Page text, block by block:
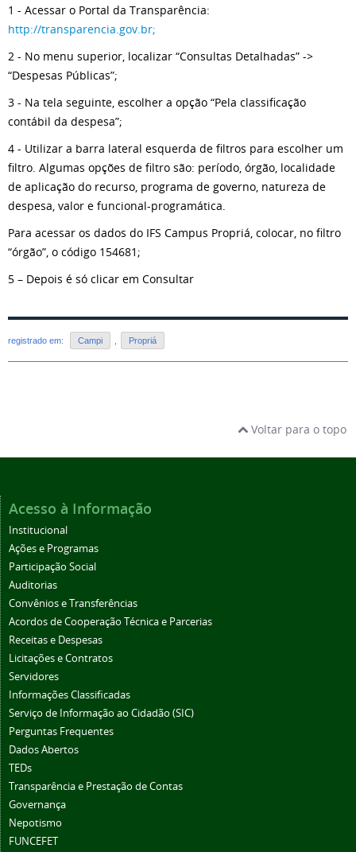
1 - Acessar o Portal da Transparência:
http://transparencia.gov.br;
2 - No menu superior, localizar “Consultas Detalhadas” ->
“Despesas Públicas”;
3 - Na tela seguinte, escolher a opção “Pela classificação
contábil da despesa”;
4 - Utilizar a barra lateral esquerda de filtros para escolher um
filtro. Algumas opções de filtro são: período, órgão, localidade
de aplicação do recurso, programa de governo, natureza de
despesa, valor e funcional-programática.
Para acessar os dados do IFS Campus Propriá, colocar, no filtro
“órgão”, o código 154681;
5 – Depois é só clicar em Consultar
registrado em: Campi Propriá
Voltar para o topo
Acesso à Informação
Institucional
Ações e Programas
Participação Social
Auditorias
Convênios e Transferências
Acordos de Cooperação Técnica e Parcerias
Receitas e Despesas
Licitações e Contratos
Servidores
Informações Classificadas
Serviço de Informação ao Cidadão (SIC)
Perguntas Frequentes
Dados Abertos
TEDs
Transparência e Prestação de Contas
Governança
Nepotismo
FUNCEFET